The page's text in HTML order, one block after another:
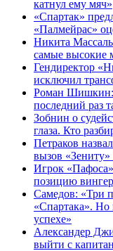
катнул ему мяч»
«Спартак»
«Палмейрас»
Никита
самые высокие
Гендиректор
исключил
Роман Шишкин:
последний раз
Зобнин о
глаза. Кто
Петраков
вызов «Зениту»
Игрок
позицию
Самедов: «Три
«Спартака». Но
успехе»
Александер
выйти с